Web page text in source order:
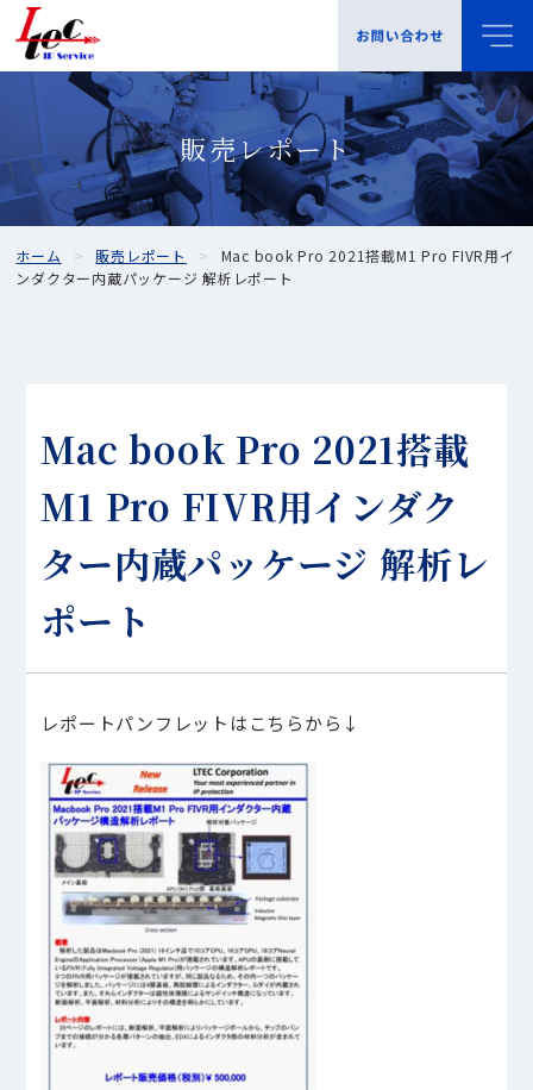
販売レポート
ホーム 販売レポート
Mac book Pro 2021搭載M1 Pro FIVR用イ
ンダクター内蔵パッケージ 解析レポート
Mac book Pro 2021搭載
M1 Pro FIVR用インダク
ター内蔵パッケージ 解析レ
ポート
レポートパンフレットはこちらから↓